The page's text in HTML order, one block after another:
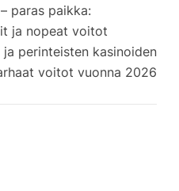
paras paikka:
ja nopeat voitot
perinteisten kasinoiden
voitot vuonna 2026